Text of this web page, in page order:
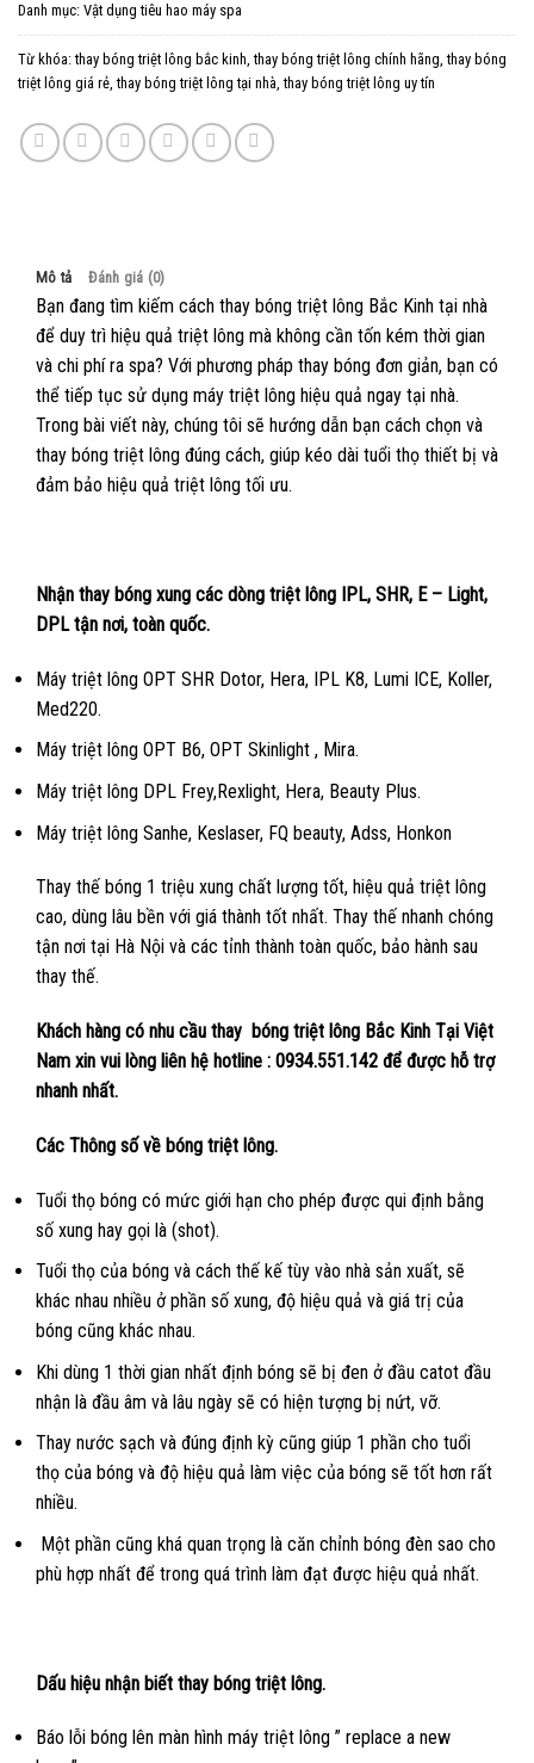
Danh mục: Vật dụng tiêu hao máy spa
Từ khóa:thay bóng triệt lông bắc kinh,thay bóng triệt lông chính hãng,thay bóng
triệt lông giá rẻ,thay bóng triệt lông tại nhà,thay bóng triệt lông uy tín
Mô tả Đánh giá (0)
Bạn đang tìm kiếm cách thay bóng triệt lông Bắc Kinh tại nhà
để duy trì hiệu quả triệt lông mà không cần tốn kém thời gian
và chi phí ra spa? Với phương pháp thay bóng đơn giản, bạn có
thể tiếp tục sử dụng máy triệt lông hiệu quả ngay tại nhà.
Trong bài viết này, chúng tôi sẽ hướng dẫn bạn cách chọn và
thay bóng triệt lông đúng cách, giúp kéo dài tuổi thọ thiết bị và
đảm bảo hiệu quả triệt lông tối ưu.
Nhận thay bóng xung các dòng triệt lông IPL, SHR, E – Light,
DPL tận nơi, toàn quốc.
Máy triệt lông OPT SHR Dotor, Hera, IPL K8, Lumi ICE, Koller,
Med220.
Máy triệt lông OPT B6, OPT Skinlight , Mira.
Máy triệt lông DPL Frey,Rexlight, Hera, Beauty Plus.
Máy triệt lông Sanhe, Keslaser, FQ beauty, Adss, Honkon
Thay thế bóng 1 triệu xung chất lượng tốt, hiệu quả triệt lông
cao, dùng lâu bền với giá thành tốt nhất. Thay thế nhanh chóng
tận nơi tại Hà Nội và các tỉnh thành toàn quốc, bảo hành sau
thay thế.
Khách hàng có nhu cầu thay bóng triệt lông Bắc Kinh Tại Việt
Nam xin vui lòng liên hệ hotline : 0934.551.142 để được hỗ trợ
nhanh nhất.
Các Thông số về bóng triệt lông.
Tuổi thọ bóng có mức giới hạn cho phép được qui định bằng
số xung hay gọi là (shot).
Tuổi thọ của bóng và cách thế kế tùy vào nhà sản xuất, sẽ
khác nhau nhiều ở phần số xung, độ hiệu quả và giá trị của
bóng cũng khác nhau.
Khi dùng 1 thời gian nhất định bóng sẽ bị đen ở đầu catot đầu
nhận là đầu âm và lâu ngày sẽ có hiện tượng bị nứt, vỡ.
Thay nước sạch và đúng định kỳ cũng giúp 1 phần cho tuổi
thọ của bóng và độ hiệu quả làm việc của bóng sẽ tốt hơn rất
nhiều.
Một phần cũng khá quan trọng là căn chỉnh bóng đèn sao cho
phù hợp nhất để trong quá trình làm đạt được hiệu quả nhất.
Dấu hiệu nhận biết thay bóng triệt lông.
Báo lỗi bóng lên màn hình máy triệt lông ” replace a new